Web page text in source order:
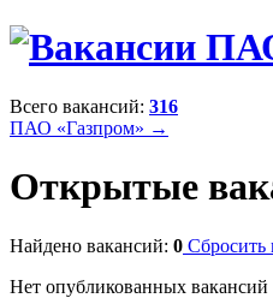
Всего вакансий: 316
ПАО «Газпром» →
Открытые
Найдено вакансий: 0 Сбросить
Нет опубликованных вакансий